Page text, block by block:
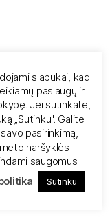
slapukai, kad
paslaugų ir
Jei sutinkate,
„Sutinku". Galite
pasirinkimą,
naršyklės
saugomus
Sutinku